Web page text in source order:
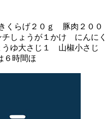
くらげ２０ｇ 豚肉２００
しょうが１かけ にんにく
ゆ大さじ１ 山椒小さじ
時間ほ